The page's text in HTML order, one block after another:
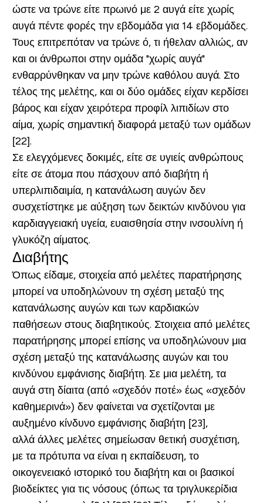
ώστε να τρώνε είτε πρωινό με 2 αυγά είτε χωρίς
αυγά πέντε φορές την εβδομάδα για 14 εβδομάδες.
Τους επιτρεπόταν να τρώνε ό, τι ήθελαν αλλιώς, αν
και οι άνθρωποι στην ομάδα "χωρίς αυγά"
ενθαρρύνθηκαν να μην τρώνε καθόλου αυγά. Στο
τέλος της μελέτης, και οι δύο ομάδες είχαν κερδίσει
βάρος και είχαν χειρότερα προφίλ λιπιδίων στο
αίμα, χωρίς σημαντική διαφορά μεταξύ των ομάδων
[22].
Σε ελεγχόμενες δοκιμές, είτε σε υγιείς ανθρώπους
είτε σε άτομα που πάσχουν από διαβήτη ή
υπερλιπιδαιμία, η κατανάλωση αυγών δεν
συσχετίστηκε με αύξηση των δεικτών κινδύνου για
καρδιαγγειακή υγεία, ευαισθησία στην ινσουλίνη ή
γλυκόζη αίματος.
Διαβήτης
Όπως είδαμε, στοιχεία από μελέτες παρατήρησης
μπορεί να υποδηλώνουν τη σχέση μεταξύ της
κατανάλωσης αυγών και των καρδιακών
παθήσεων στους διαβητικούς. Στοιχεια από μελέτες
παρατήρησης μπορεί επίσης να υποδηλώνουν μια
σχέση μεταξύ της κατανάλωσης αυγών και του
κινδύνου εμφάνισης διαβήτη. Σε μια μελέτη, τα
αυγά στη δίαιτα (από «σχεδόν ποτέ» έως «σχεδόν
καθημερινά») δεν φαίνεται να σχετίζονται με
αυξημένο κίνδυνο εμφάνισης διαβήτη [23],
αλλά άλλες μελέτες σημείωσαν θετική συσχέτιση,
με τα πρότυπα να είναι η εκπαίδευση, το
οικογενειακό ιστορικό του διαβήτη και οι βασικοί
βιοδείκτες για τις νόσους (όπως τα τριγλυκερίδια